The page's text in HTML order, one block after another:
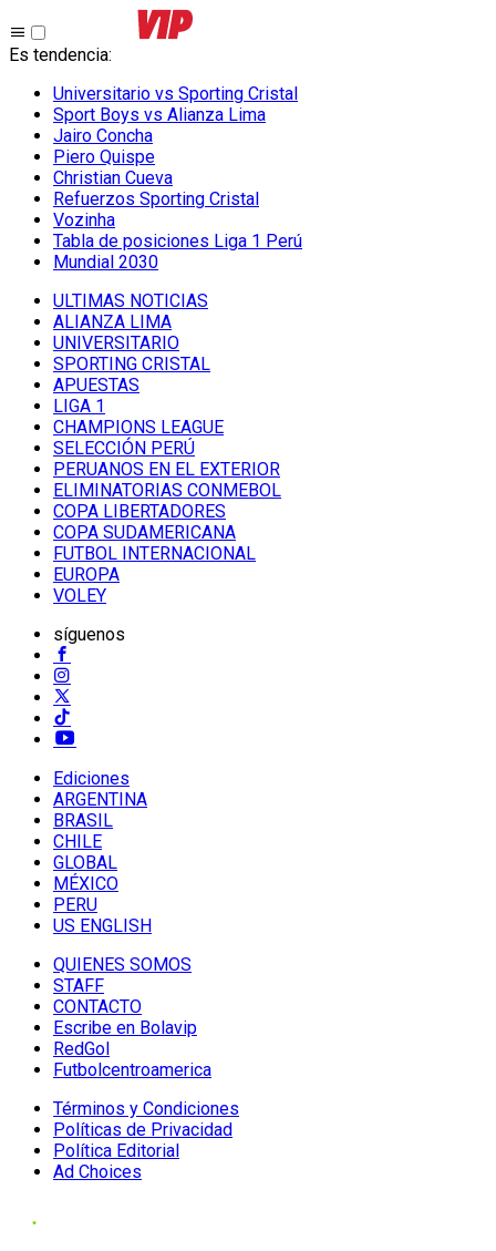
Es tendencia:
Universitario vs Sporting Cristal
Sport Boys vs Alianza Lima
Jairo Concha
Piero Quispe
Christian Cueva
Refuerzos Sporting Cristal
Vozinha
Tabla de posiciones Liga 1 Perú
Mundial 2030
ULTIMAS NOTICIAS
ALIANZA LIMA
UNIVERSITARIO
SPORTING CRISTAL
APUESTAS
LIGA 1
CHAMPIONS LEAGUE
SELECCIÓN PERÚ
PERUANOS EN EL EXTERIOR
ELIMINATORIAS CONMEBOL
COPA LIBERTADORES
COPA SUDAMERICANA
FUTBOL INTERNACIONAL
EUROPA
VOLEY
síguenos
Ediciones
ARGENTINA
BRASIL
CHILE
GLOBAL
MÉXICO
PERU
US ENGLISH
QUIENES SOMOS
STAFF
CONTACTO
Escribe en Bolavip
RedGol
Futbolcentroamerica
Términos y Condiciones
Políticas de Privacidad
Política Editorial
Ad Choices